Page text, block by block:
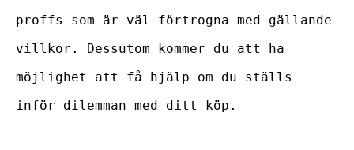
proffs som är väl förtrogna med gällande
villkor. Dessutom kommer du att ha
möjlighet att få hjälp om du ställs
inför dilemman med ditt köp.